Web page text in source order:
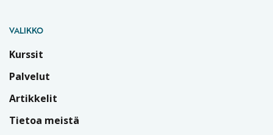
VALIKKO
Kurssit
Palvelut
Artikkelit
Tietoa meistä